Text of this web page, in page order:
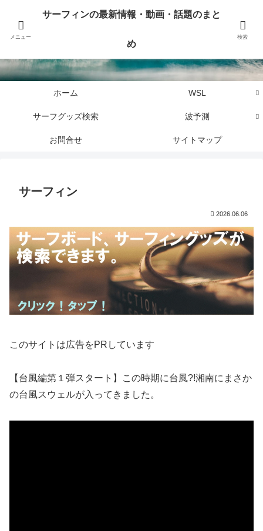
サーフィンに関するニュース・話題や最新情報を写真、画像、動画でまとめて
ホーム WSL
サーフグッズ検索 波予測
お問合せ サイトマップ
サーフィン
2026.06.06
このサイトは広告をPRしています
【台風編第１弾スタート】この時期に台風?!湘南にまさか
の台風スウェルが入ってきました。
メニュー
サーフィンの最新情報・動画・話題のまと
め
検索